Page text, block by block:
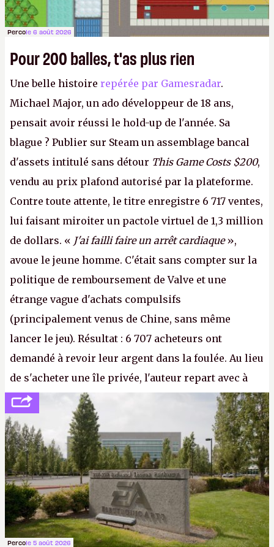
Percole 6 août 2026
Pour 200 balles, t'as plus rien
Une belle histoire repérée par Gamesradar.
Michael Major, un ado développeur de 18 ans,
pensait avoir réussi le hold-up de l'année. Sa
blague ? Publier sur Steam un assemblage bancal
d'assets intitulé sans détour This Game Costs $200,
vendu au prix plafond autorisé par la plateforme.
Contre toute attente, le titre enregistre 6 717 ventes,
lui faisant miroiter un pactole virtuel de 1,3 million
de dollars. « J'ai failli faire un arrêt cardiaque»,
avoue le jeune homme. C'était sans compter sur la
politique de remboursement de Valve et une
étrange vague d'achats compulsifs
(principalement venus de Chine, sans même
lancer le jeu). Résultat : 6 707 acheteurs ont
demandé à revoir leur argent dans la foulée. Au lieu
de s'acheter une île privée, l'auteur repart avec à
peine 2 000 dollars en poche. C'est toujours plus
cher payé que le temps passé à dev, mais ça
apprendra aux petits malins qu'on ne braque pas
Gabe Newell aussi facilement.P.
Percole 5 août 2026